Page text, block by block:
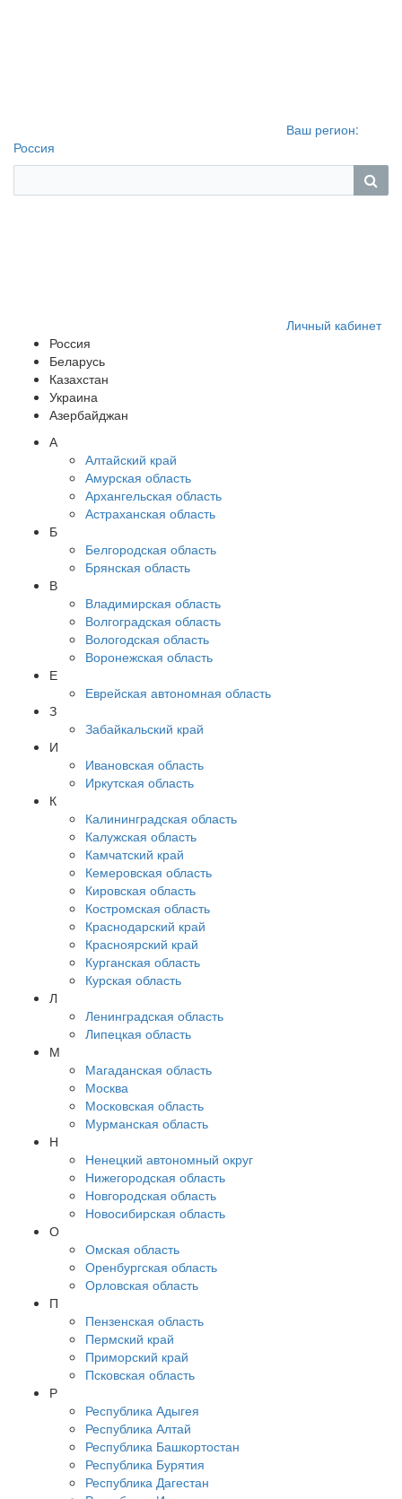
Ваш регион:
Россия
Личный кабинет
Россия
Беларусь
Казахстан
Украина
Азербайджан
А
Алтайский край
Амурская область
Архангельская область
Астраханская область
Б
Белгородская область
Брянская область
В
Владимирская область
Волгоградская область
Вологодская область
Воронежская область
Е
Еврейская автономная область
З
Забайкальский край
И
Ивановская область
Иркутская область
К
Калининградская область
Калужская область
Камчатский край
Кемеровская область
Кировская область
Костромская область
Краснодарский край
Красноярский край
Курганская область
Курская область
Л
Ленинградская область
Липецкая область
М
Магаданская область
Москва
Московская область
Мурманская область
Н
Ненецкий автономный округ
Нижегородская область
Новгородская область
Новосибирская область
О
Омская область
Оренбургская область
Орловская область
П
Пензенская область
Пермский край
Приморский край
Псковская область
Р
Республика Адыгея
Республика Алтай
Республика Башкортостан
Республика Бурятия
Республика Дагестан